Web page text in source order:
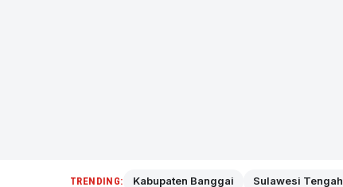
TRENDING: Kabupaten Banggai Sulawesi Tengah